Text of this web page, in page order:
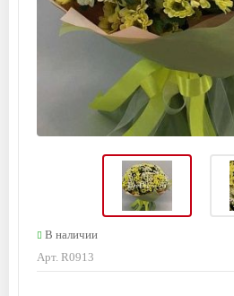
В наличии
Арт. R0913